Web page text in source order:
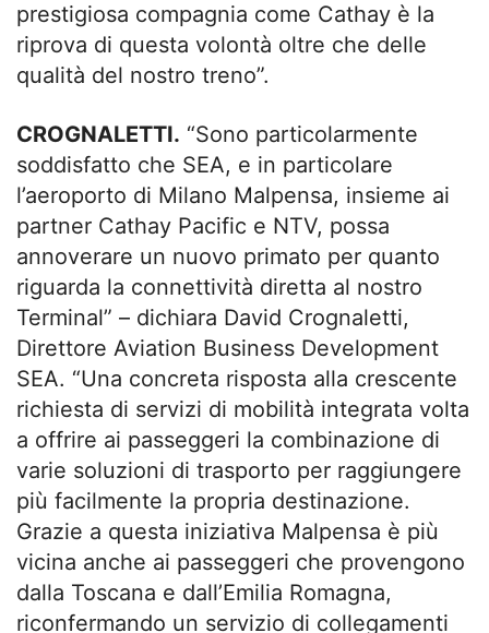
prestigiosa compagnia come Cathay è la
riprova di questa volontà oltre che delle
qualità del nostro treno”.
CROGNALETTI. “Sono particolarmente
soddisfatto che SEA, e in particolare
l’aeroporto di Milano Malpensa, insieme ai
partner Cathay Pacific e NTV, possa
annoverare un nuovo primato per quanto
riguarda la connettività diretta al nostro
Terminal” – dichiara David Crognaletti,
Direttore Aviation Business Development
SEA. “Una concreta risposta alla crescente
richiesta di servizi di mobilità integrata volta
a offrire ai passeggeri la combinazione di
varie soluzioni di trasporto per raggiungere
più facilmente la propria destinazione.
Grazie a questa iniziativa Malpensa è più
vicina anche ai passeggeri che provengono
dalla Toscana e dall’Emilia Romagna,
riconfermando un servizio di collegamenti